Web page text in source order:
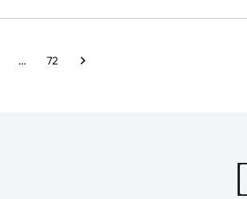
… 72